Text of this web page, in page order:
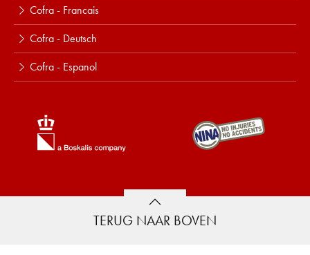
Cofra - Francais
Cofra - Deutsch
Cofra - Espanol
TERUG NAAR BOVEN